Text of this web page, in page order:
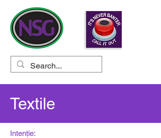
Textile
Intenție: